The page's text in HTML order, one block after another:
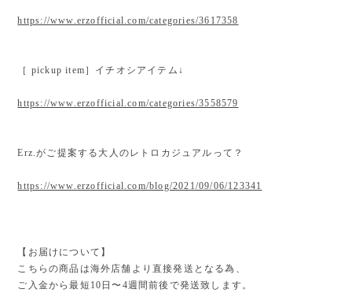
https://www.erzofficial.com/categories/3617358
［ pickup item］イチオシアイテム↓
https://www.erzofficial.com/categories/3558579
Erz.がご提案する大人のレトロカジュアルって？
https://www.erzofficial.com/blog/2021/09/06/123341
【お届けについて】
こちらの商品は海外店舗より直接発送となる為、
ご入金から最短10日〜4週間前後で発送致します。